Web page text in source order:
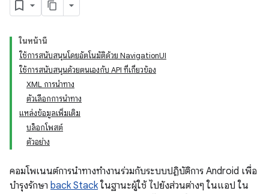
ในหน้านี้
ใช้การสนับสนุนโดยอัตโนมัติด้วย NavigationUI
ใช้การสนับสนุนด้วยตนเองกับ API ที่เกี่ยวข้อง
XML การนำทาง
ตัวเลือกการนำทาง
แหล่งข้อมูลเพิ่มเติม
บล็อกโพสต์
ตัวอย่าง
คอมโพเนนต์การนำทางทำงานร่วมกับระบบปฏิบัติการ Android เพื่อ
บำรุงรักษา back Stackในฐานะผู้ใช้ ไปยังส่วนต่างๆ ในแอป ใน